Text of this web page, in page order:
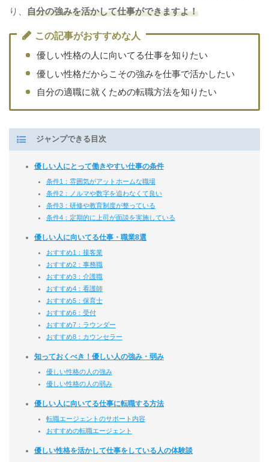
り、 自分の強みを活かして仕事ができますよ！
この記事がおすすめな人
優しい性格の人に向いてる仕事を知りたい
優しい性格だからこその強みを仕事で活かしたい
自分の適職に就くための転職方法を知りたい
ジャンプできる目次
優しい人にとって働きやすい仕事の条件
条件1：雰囲気がアットホームな職場
条件2：ノルマや数字を追わなくて良い
条件3：研修や教育制度が整っている
条件4：定期的に上司が面談を実施している
優しい人に向いてる仕事・職業8選
おすすめ1：接客業
おすすめ2：事務職
おすすめ3：介護職
おすすめ4：看護師
おすすめ5：保育士
おすすめ6：受付
おすすめ7：ラウンダー
おすすめ8：カウンセラー
知っておくべき！優しい人の強み・弱み
優しい性格の人の強み
優しい性格の人の弱み
優しい人に向いてる仕事に転職する方法
転職エージェントのサポート内容
おすすめの転職エージェント
優しい性格を活かして仕事をしている人の体験談